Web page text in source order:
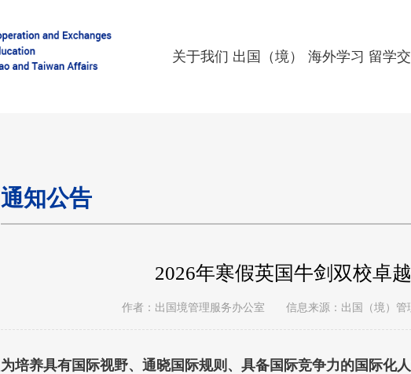
关于我们 出国（境） 海外学习 留学
通知公告
2026年寒假英国牛剑双校卓
作者：出国境管理服务办公室 信息来源：出国（境）管
为培养具有国际视野、通晓国际规则、具备国际竞争力的国际化